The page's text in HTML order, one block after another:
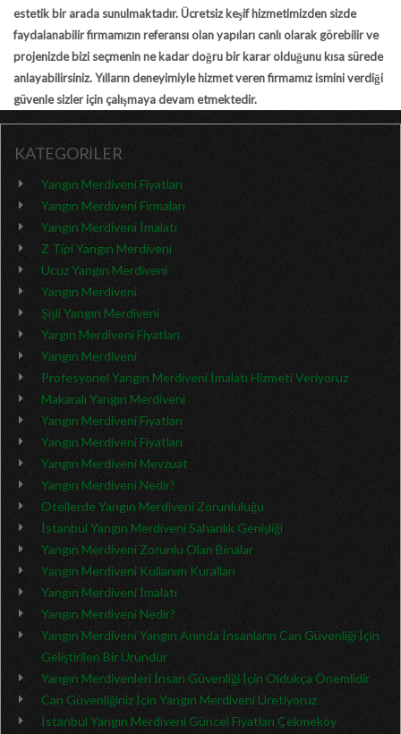
estetik bir arada sunulmaktadır. Ücretsiz keşif hizmetimizden sizde
faydalanabilir firmamızın referansı olan yapıları canlı olarak görebilir ve
projenizde bizi seçmenin ne kadar doğru bir karar olduğunu kısa sürede
anlayabilirsiniz. Yılların deneyimiyle hizmet veren firmamız ismini verdiği
güvenle sizler için çalışmaya devam etmektedir.
KATEGORİLER
Yangın Merdiveni Fiyatları
Yangın Merdiveni Firmaları
Yangın Merdiveni İmalatı
Z Tipi Yangın Merdiveni
Ucuz Yangın Merdiveni
Yangın Merdiveni
Şişli Yangın Merdiveni
Yargın Merdiveni Fiyatları
Yangın Merdiveni
Profesyonel Yangın Merdiveni İmalatı Hizmeti Veriyoruz
Makaralı Yangın Merdiveni
Yangın Merdiveni Fiyatları
Yangın Merdiveni Fiyatları
Yangın Merdiveni Mevzuat
Yangın Merdiveni Nedir?
Otellerde Yangın Merdiveni Zorunluluğu
İstanbul Yangın Merdiveni Sahanlık Genişliği
Yangın Merdiveni Zorunlu Olan Binalar
Yangın Merdiveni Kullanım Kuralları
Yangın Merdiveni İmalatı
Yangın Merdiveni Nedir?
Yangın Merdiveni Yangın Anında İnsanların Can Güvenliği İçin
Geliştirilen Bir Üründür
Yangın Merdivenleri İnsan Güvenliği İçin Oldukça Önemlidir
Can Güvenliğiniz İçin Yangın Merdiveni Üretiyoruz
İstanbul Yangın Merdiveni Güncel Fiyatları Çekmeköy